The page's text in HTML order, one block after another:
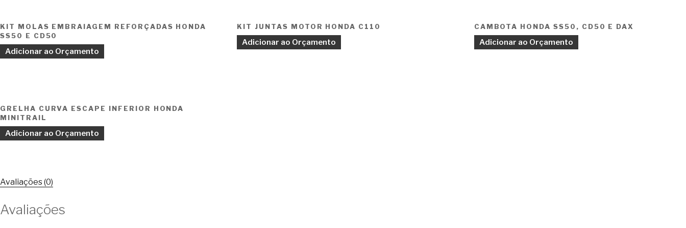
KIT MOLAS EMBRAIAGEM REFORÇADAS HONDA
SS50 E CD50
Adicionar ao Orçamento
KIT JUNTAS MOTOR HONDA C110
Adicionar ao Orçamento
CAMBOTA HONDA SS50, CD50 E DAX
Adicionar ao Orçamento
GRELHA CURVA ESCAPE INFERIOR HONDA
MINITRAIL
Adicionar ao Orçamento
Avaliações (0)
Avaliações